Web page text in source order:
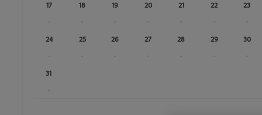
17
-
18
-
19
-
20
-
21
-
22
-
23
-
24
-
25
-
26
-
27
-
28
-
29
-
30
-
31
-